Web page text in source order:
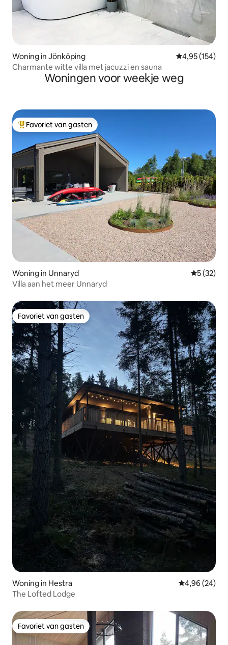
Woning in Jönköping Gemiddelde
4,95 (154)
Charmante witte villa met jacuzzi en sauna
Woningen voor weekje weg
Topfavoriet van gasten
Favoriet van gasten
Woning in Unnaryd
5 (32)
Villa aan het meer Unnaryd
Favoriet van gasten
Favoriet van gasten
Woning in Hestra Gemiddelde
4,96 (24)
The Lofted Lodge
Favoriet van gasten
Favoriet van gasten